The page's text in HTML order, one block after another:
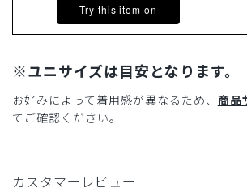
Try this item on
※ユニサイズは目安となります。
お好みによって着用感が異なるため、 商品
てご確認ください。
カスタマーレビュー